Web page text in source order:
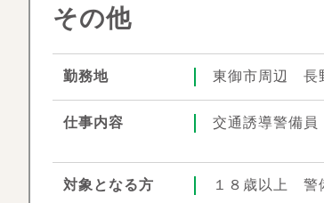
その他
勤務地 東御市周辺 長
仕事内容 交通誘導警備員
対象となる方 １８歳以上 警